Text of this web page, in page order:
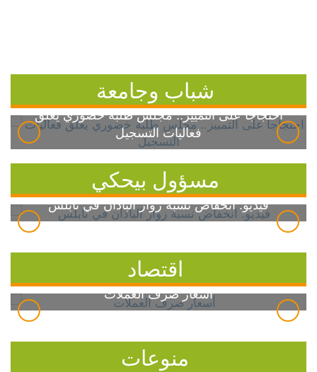
شباب وجامعة
احتجاجاً على التمييز.. مجلس طلبة خضوري يعلق
فعاليات التسجيل
مسؤول بيحكي
فيديو: انخفاض نسبة زوار الباذان في نابلس
اقتصاد
أسعار صرف العملات
منوعات